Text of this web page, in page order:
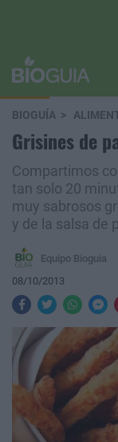
BIOGUÍA
Grisines de
Compartimos
tan solo 20
muy sabrosos
y de la salsa de
Equipo Bioguia
08/10/2013